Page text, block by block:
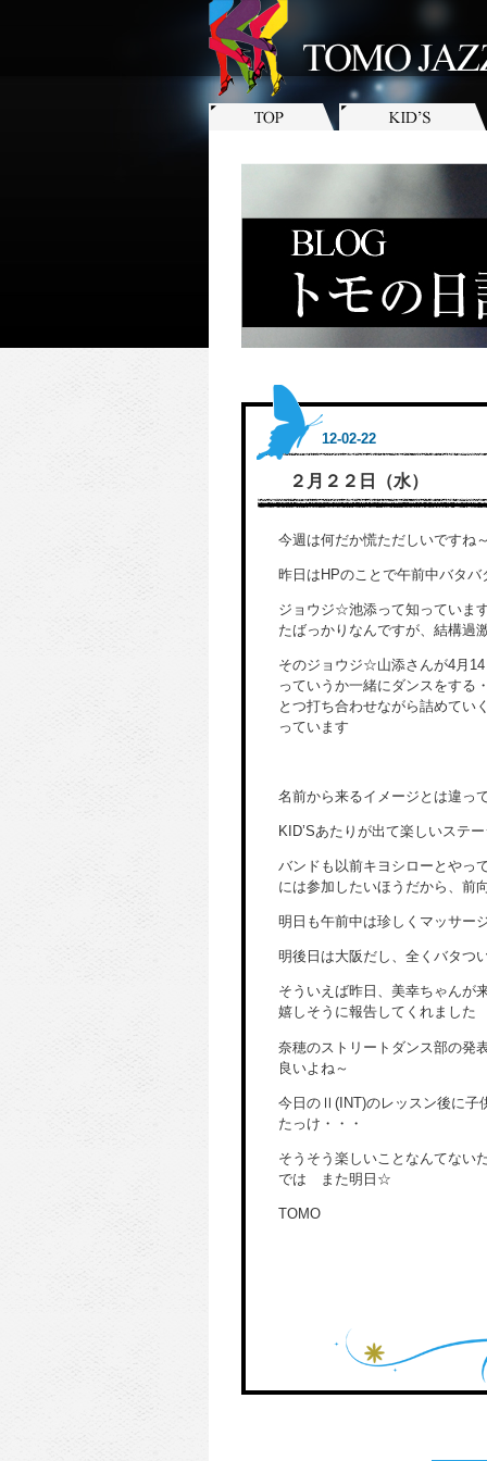
12-02-22
２月２２日（水）
今週は何だか慌ただしいですね
昨日はHPのことで午前中バタ
ジョウジ☆池添って知っていま
たばっかりなんですが、結構過
そのジョウジ☆山添さんが4月
っていうか一緒にダンスをす
とつ打ち合わせながら詰めてい
っています
名前から来るイメージとは違っ
KID’Sあたりが出て楽しいステ
バンドも以前キヨシローとやっ
には参加したいほうだから、前
明日も午前中は珍しくマッサー
明後日は大阪だし、全くバタつ
そういえば昨日、美幸ちゃんが
嬉しそうに報告してくれました
奈穂のストリートダンス部の発
良いよね～
今日のⅡ(INT)のレッスン後に子
たっけ・・・
そうそう楽しいことなんてない
では また明日☆
TOMO